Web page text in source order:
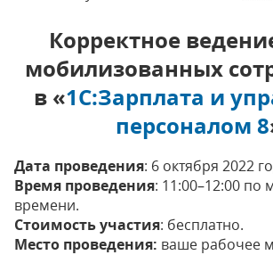
Корректное
мобилизованных
в «1С:Зарплата и
персоналом 8
Дата проведения: 6 октября 2022
Время проведения: 11:00–12:00 по
времени.
Стоимость участия: бесплатно.
Место проведения: ваше рабочее